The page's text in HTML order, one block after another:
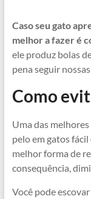
Caso seu gato
melhor a fazer é
ele produz bolas
pena seguir
Como
Uma das
pelo em gatos
melhor forma de
consequência,
Você pode